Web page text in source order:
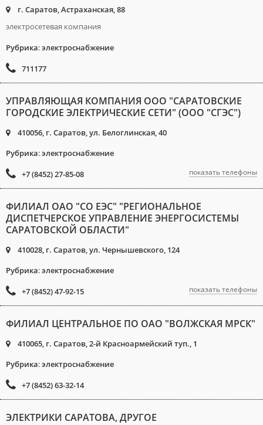
г. Саратов, Астраханская, 88
электросетевая компания
Рубрика:электроснабжение
711177
УПРАВЛЯЮЩАЯ КОМПАНИЯ ООО "САРАТОВСКИЕ
ГОРОДСКИЕ ЭЛЕКТРИЧЕСКИЕ СЕТИ" (ООО "СГЭС")
410056, г. Саратов, ул. Белоглинская, 40
Рубрика:электроснабжение
+7 (8452) 27-85-08
показать телефоны
ФИЛИАЛ ОАО "СО ЕЭС" "РЕГИОНАЛЬНОЕ
ДИСПЕТЧЕРСКОЕ УПРАВЛЕНИЕ ЭНЕРГОСИСТЕМЫ
САРАТОВСКОЙ ОБЛАСТИ"
410028, г. Саратов, ул. Чернышевского, 124
Рубрика:электроснабжение
+7 (8452) 47-92-15
показать телефоны
ФИЛИАЛ ЦЕНТРАЛЬНОЕ ПО ОАО "ВОЛЖСКАЯ МРСК"
410065, г. Саратов, 2-й Красноармейский туп., 1
Рубрика:электроснабжение
+7 (8452) 63-32-14
ЭЛЕКТРИКИ САРАТОВА, ДРУГОЕ